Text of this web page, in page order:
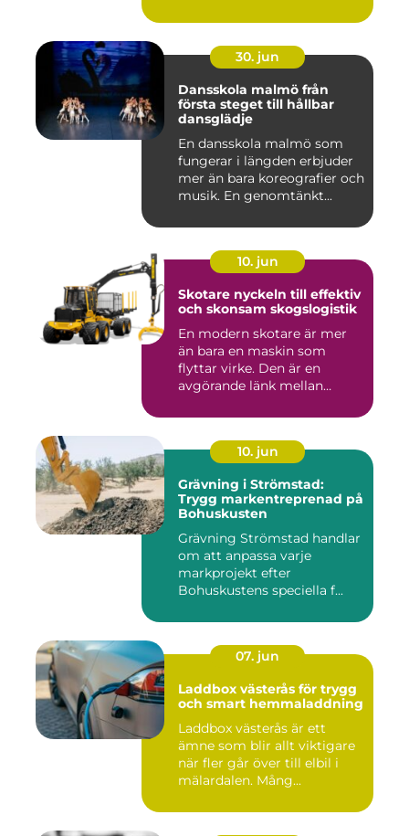
30. jun
Dansskola malmö från
första steget till hållbar
dansglädje
En dansskola malmö som
fungerar i längden erbjuder
mer än bara koreografier och
musik. En genomtänkt...
10. jun
Skotare nyckeln till effektiv
och skonsam skogslogistik
En modern skotare är mer
än bara en maskin som
flyttar virke. Den är en
avgörande länk mellan
10. jun
Grävning i Strömstad:
Trygg markentreprenad på
Bohuskusten
Grävning Strömstad handlar
om att anpassa varje
markprojekt efter
Bohuskustens speciella f...
07. jun
Laddbox västerås för trygg
och smart hemmaladdning
Laddbox västerås är ett
ämne som blir allt viktigare
när fler går över till elbil i
mälardalen. Mång...